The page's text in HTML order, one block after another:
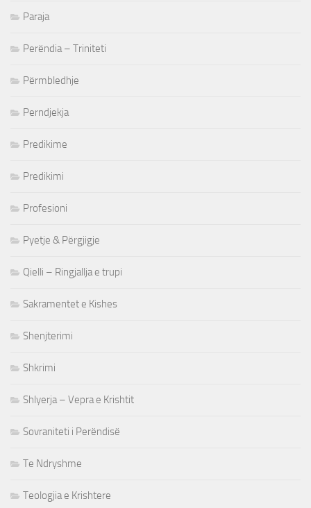
Paraja
Perëndia – Triniteti
Përmbledhje
Perndjekja
Predikime
Predikimi
Profesioni
Pyetje & Përgjigje
Qielli – Ringjallja e trupi
Sakramentet e Kishes
Shenjterimi
Shkrimi
Shlyerja – Vepra e Krishtit
Sovraniteti i Perëndisë
Te Ndryshme
Teologjia e Krishtere